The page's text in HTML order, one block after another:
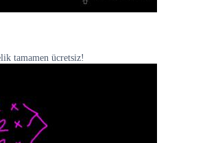
tamamen ücretsiz!